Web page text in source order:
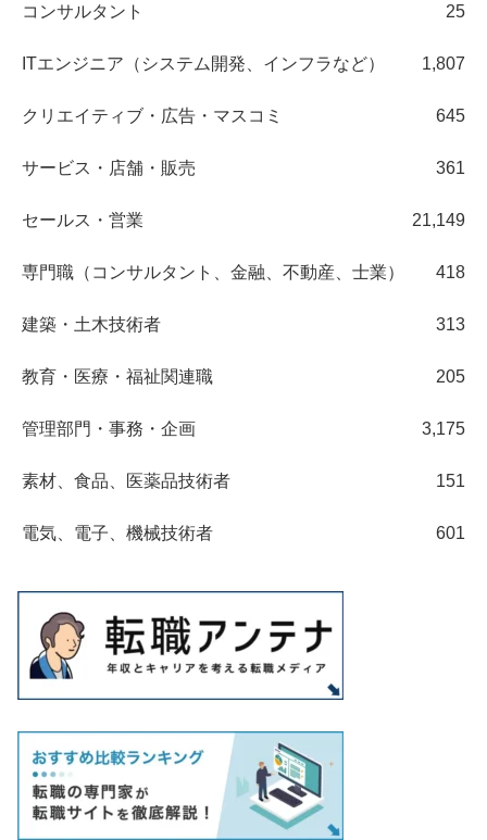
コンサルタント 25
ITエンジニア（システム開発、インフラなど） 1,807
クリエイティブ・広告・マスコミ 645
サービス・店舗・販売 361
セールス・営業 21,149
専門職（コンサルタント、金融、不動産、士業） 418
建築・土木技術者 313
教育・医療・福祉関連職 205
管理部門・事務・企画 3,175
素材、食品、医薬品技術者 151
電気、電子、機械技術者 601